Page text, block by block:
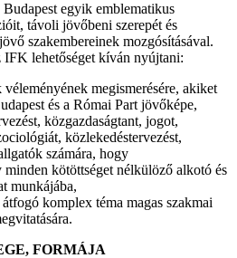
egyik emblematikus
távoli jövőbeni szerepét és
szakembereinek mozgósításával.
IFK lehetőséget kíván nyújtani:
megismerésére, akiket
és a Római Part jövőképe,
közgazdaságtant, jogot,
közlekedéstervezést,
számára, hogy
minden kötöttséget nélkülöző alkotó és
munkájába,
komplex téma magas szakmai
FORMÁJA